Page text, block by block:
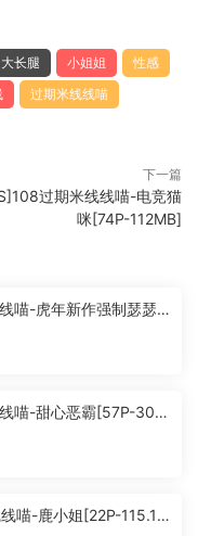
大长腿 小姐姐
性感
过期米线线喵
下一篇
过期米线线喵-电竞猫
咪[74P-112MB]
喵-虎年新作强制瑟瑟
喵-甜心恶霸[57P-307
喵-鹿小姐[22P-115.12